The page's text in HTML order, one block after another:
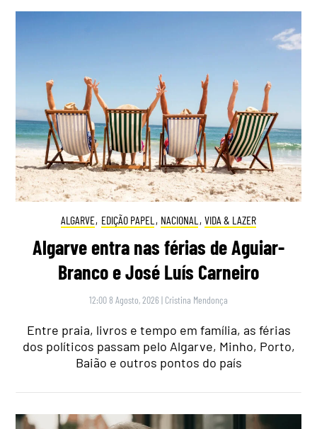
ALGARVE, EDIÇÃO PAPEL , NACIONAL , VIDA & LAZER
Algarve entra nas férias de Aguiar-
Branco e José Luís Carneiro
12:00 8 Agosto, 2026 | Cristina Mendonça
Entre praia, livros e tempo em família, as férias
dos políticos passam pelo Algarve, Minho, Porto,
Baião e outros pontos do país